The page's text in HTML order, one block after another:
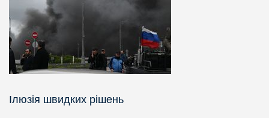
Ілюзія швидких рішень